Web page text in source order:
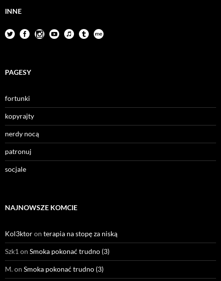
INNE
PAGESY
fortunki
kopyrajty
nerdy nocą
patronuj
socjale
NAJNOWSZE KOMCIE
Kol3ktoron terapia na stopę za niską
Szk1 on Smoka pokonać trudno (3)
M.on Smoka pokonać trudno (3)